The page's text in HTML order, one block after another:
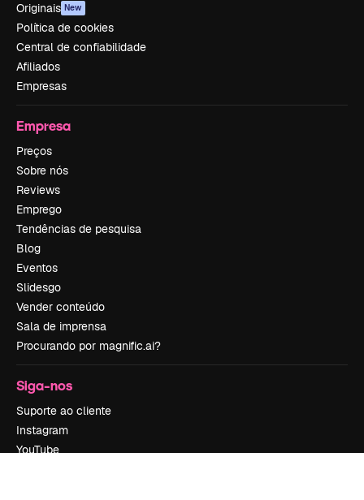
Originais New
Política de cookies
Central de confiabilidade
Afiliados
Empresas
Empresa
Preços
Sobre nós
Reviews
Emprego
Tendências de pesquisa
Blog
Eventos
Slidesgo
Vender conteúdo
Sala de imprensa
Procurando por magnific.ai?
Siga-nos
Suporte ao cliente
Instagram
YouTube